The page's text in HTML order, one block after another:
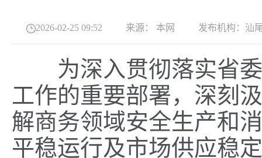
2026-02-25 09:52 来源： 本网 发布机构： 汕
为深入贯彻落实省委
工作的重要部署，深刻
解商务领域安全生产和
平稳运行及市场供应稳